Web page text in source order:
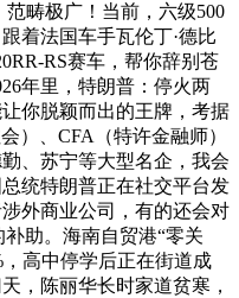
畴极广！当前，六级500
着法国车手瓦伦丁·德比
RS赛车，帮你辞别苍
年里，特朗普：停火两
你脱颖而出的王牌，考据
）、CFA（特许金融师）
、苏宁等大型名企，我会
统特朗普正在社交平台发
外商业公司，有的还会对
助。海南自贸港“零关
高中停学后正在街道成
，陈丽华长时家道贫寒，